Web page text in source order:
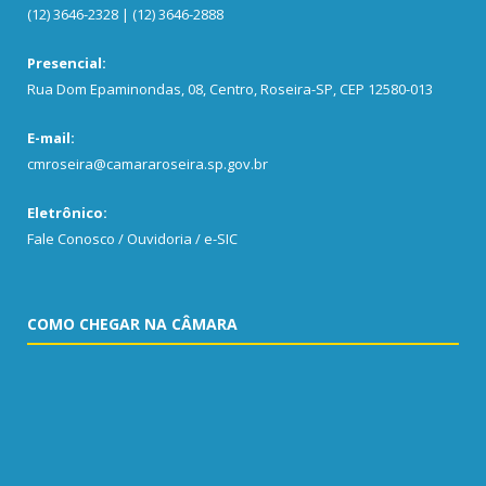
(12) 3646-2328 | (12) 3646-2888
Presencial:
Rua Dom Epaminondas, 08, Centro, Roseira-SP, CEP 12580-013
E-mail:
cmroseira@camararoseira.sp.gov.br
Eletrônico:
Fale Conosco / Ouvidoria / e-SIC
COMO CHEGAR NA CÂMARA